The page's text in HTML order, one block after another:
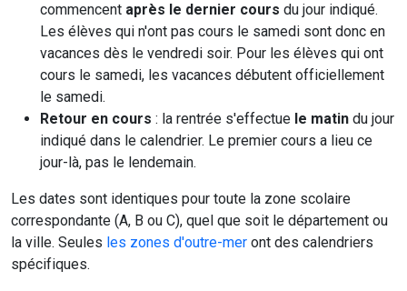
commencent après le dernier cours du jour indiqué.
Les élèves qui n'ont pas cours le samedi sont donc en
vacances dès le vendredi soir. Pour les élèves qui ont
cours le samedi, les vacances débutent officiellement
le samedi.
Retour en cours : la rentrée s'effectue le matin du jour
indiqué dans le calendrier. Le premier cours a lieu ce
jour-là, pas le lendemain.
Les dates sont identiques pour toute la zone scolaire
correspondante (A, B ou C), quel que soit le département ou
la ville. Seules les zones d'outre-mer ont des calendriers
spécifiques.